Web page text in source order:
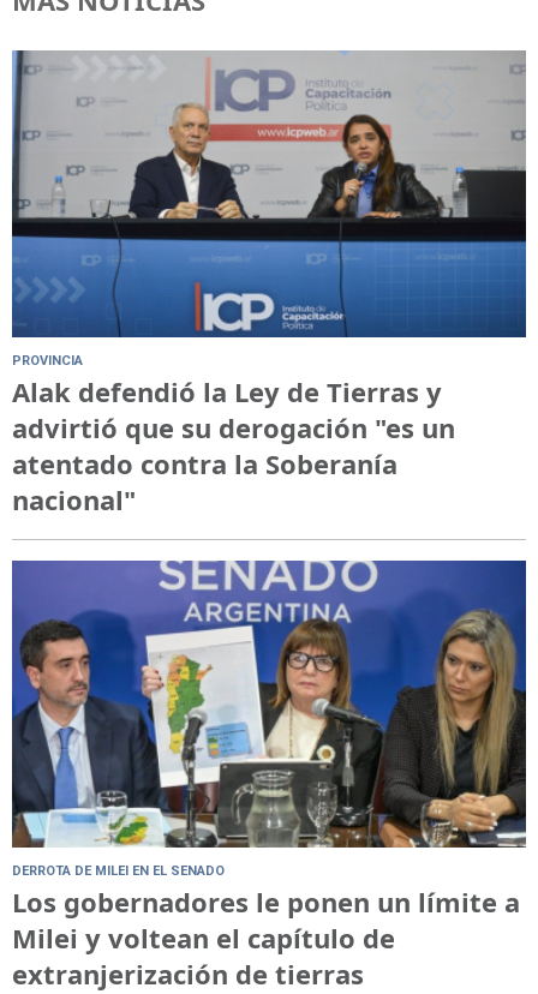
PROVINCIA
Alak defendió la Ley de Tierras y
advirtió que su derogación "es un
atentado contra la Soberanía
nacional"
DERROTA DE MILEI EN EL SENADO
Los gobernadores le ponen un límite a
Milei y voltean el capítulo de
extranjerización de tierras